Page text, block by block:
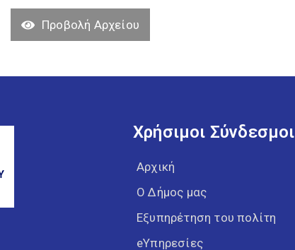
Προβολή Αρχείου
Χρήσιμοι Σύνδεσμοι
Αρχική
Ο Δήμος μας
Εξυπηρέτηση του πολίτη
eΥπηρεσίες